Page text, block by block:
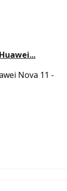
Nova 11 -